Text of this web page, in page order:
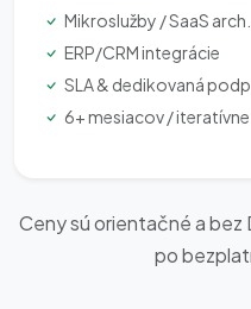
Mikroslužby / SaaS arch.
ERP/CRM integrácie
SLA & dedikovaná
6+ mesiacov / iteratívne
Ceny sú orientačné a bez
po